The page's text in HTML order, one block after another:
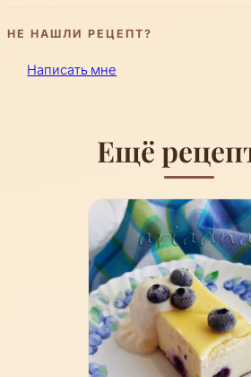
НЕ НАШЛИ РЕЦЕПТ?
Написать мне
Ещё